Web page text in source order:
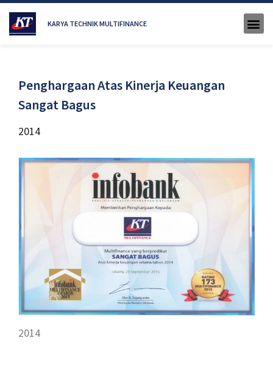
KARYA TECHNIK MULTIFINANCE
Penghargaan Atas Kinerja Keuangan
Sangat Bagus
2014
2014